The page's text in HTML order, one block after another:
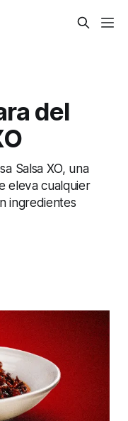
del
Salsa XO, una
eleva cualquier
ingredientes